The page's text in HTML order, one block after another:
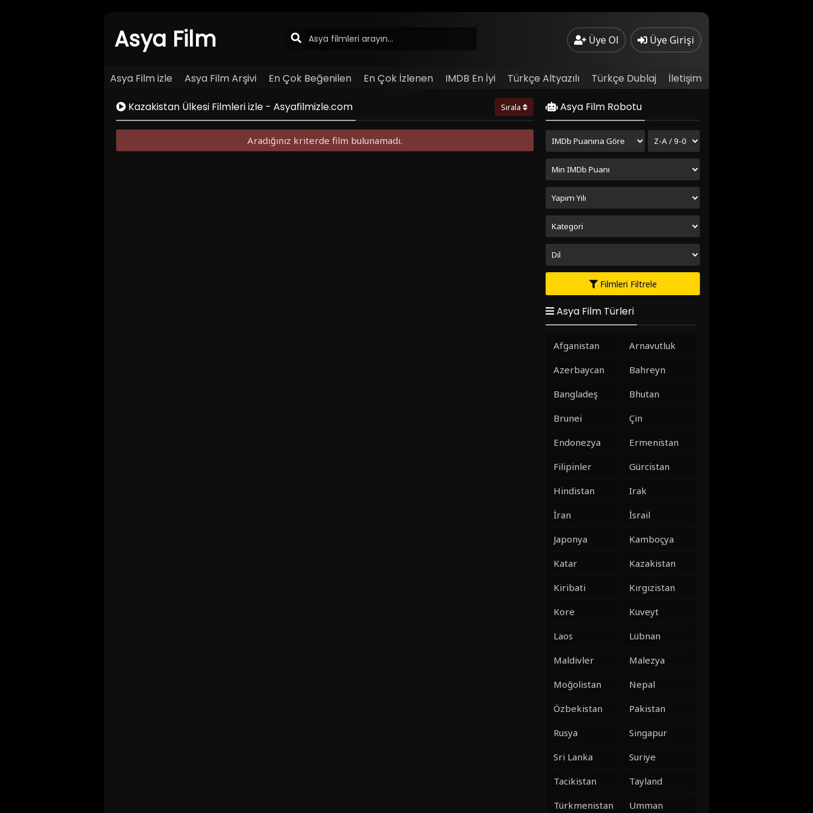
Asya Film Üye Ol Üye Girişi
Asya Film izle Asya Film Arşivi En Çok Beğenilen En Çok İzlenen IMDB En İyi Türkçe Altyazılı Türkçe Dublaj İletişim
Kazakistan Ülkesi Filmleri izle - Asyafilmizle.com Sırala
Aradığınız kriterde film bulunamadı.
Asya Film Robotu
Filmleri Filtrele
Asya Film Türleri
Afganistan
Arnavutluk
Azerbaycan
Bahreyn
Bangladeş
Bhutan
Brunei
Çin
Endonezya
Ermenistan
Filipinler
Gürcistan
Hindistan
Irak
İran
İsrail
Japonya
Kamboçya
Katar
Kazakistan
Kiribati
Kırgızistan
Kore
Kuveyt
Laos
Lübnan
Maldivler
Malezya
Moğolistan
Nepal
Özbekistan
Pakistan
Rusya
Singapur
Sri Lanka
Suriye
Tacikistan
Tayland
Türkmenistan
Umman